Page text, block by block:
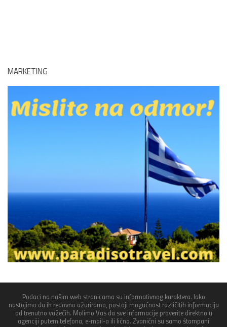
MARKETING
Podaci na našim web stranicama su informativnog karaktera. Iako
nastojimo da ih redovno ažuriramo, postoji mogućnost različitih informacija
od trenutno važećih. Molimo Vas da sve informacije proverite direktno u
agenciji putem telefona, e-mail-a ili lično. Zvanični su samo štampani